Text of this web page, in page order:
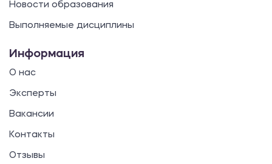
Новости образования
Выполняемые дисциплины
Информация
О нас
Эксперты
Вакансии
Контакты
Отзывы